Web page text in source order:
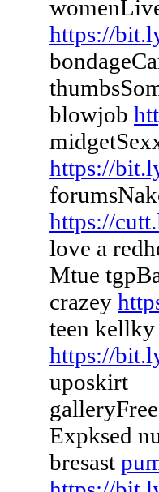
https://
blowjob
https://
https://
love a
Mtue
crazey
teen kellky
https://
uposkirt
Expksed
bresast